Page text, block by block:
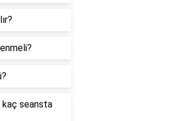
kaç seansta